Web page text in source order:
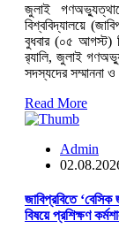
জুলাই
বিশ্ববিদ্যালয়ে
বুধবার (০৫ আগস্ট)
র‍্যালি, জুলাই
সদস্যদের সম্মাননা
Read More
Admin
জাবিপ্রবিতে
বিষয়ে প্রশিক্ষণ